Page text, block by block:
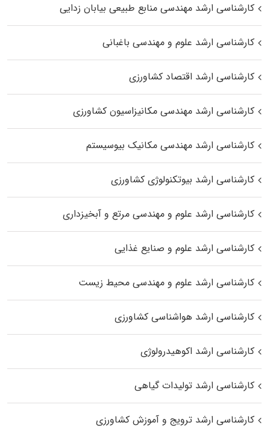
کارشناسی ارشد مهندسی منابع طبیعی بیابان زدایی
کارشناسی ارشد علوم و مهندسی باغبانی
کارشناسی ارشد اقتصاد کشاورزی
کارشناسی ارشد مهندسی مکانیزاسیون کشاورزی
کارشناسی ارشد مهندسی مکانیک بیوسیستم
کارشناسی ارشد بیوتکنولوژی کشاورزی
کارشناسی ارشد علوم و مهندسی مرتع و آبخیزداری
کارشناسی ارشد علوم و صنایع غذایی
کارشناسی ارشد علوم و مهندسی محیط زیست
کارشناسی ارشد هواشناسی کشاورزی
کارشناسی ارشد اکوهیدرولوژی
کارشناسی ارشد تولیدات گیاهی
کارشناسی ارشد ترویج و آموزش کشاورزی